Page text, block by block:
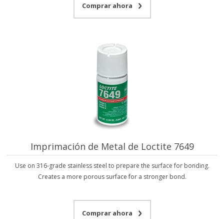
Comprar ahora
Imprimación de Metal de Loctite 7649
Use on 316-grade stainless steel to prepare the surface for bonding.
Creates a more porous surface for a stronger bond.
Comprar ahora